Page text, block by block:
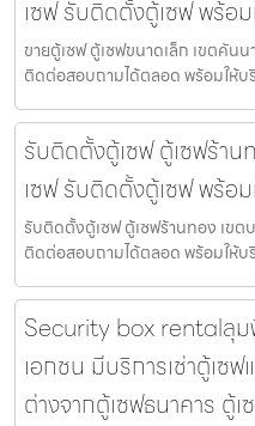
เซฟ รับติดตั้งตู้เซฟ พร้อ
ขายตู้เซฟ ตู้เซฟขนาดเล็ก เขตคัน
ติดต่อสอบถามได้ตลอด พร้อมให้บ
รับติดตั้งตู้เซฟ ตู้เซฟร้าน
เซฟ รับติดตั้งตู้เซฟ พร้อ
รับติดตั้งตู้เซฟ ตู้เซฟร้านทอง เข
ติดต่อสอบถามได้ตลอด พร้อมให้บ
Security box rentalลุม
เอกชน มีบริการเช่าตู้เซ
ต่างจากตู้เซฟธนาคาร ตู้